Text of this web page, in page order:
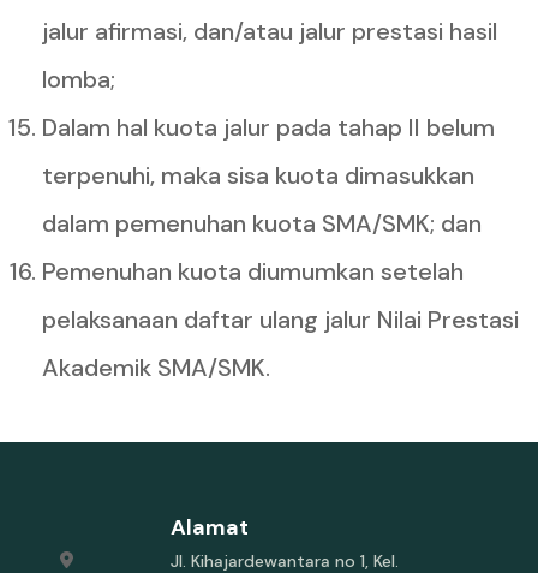
jalur afirmasi, dan/atau jalur prestasi hasil
lomba;
Dalam hal kuota jalur pada tahap II belum
terpenuhi, maka sisa kuota dimasukkan
dalam pemenuhan kuota SMA/SMK; dan
Pemenuhan kuota diumumkan setelah
pelaksanaan daftar ulang jalur Nilai Prestasi
Akademik SMA/SMK.
Alamat
Jl. Kihajardewantara no 1, Kel.